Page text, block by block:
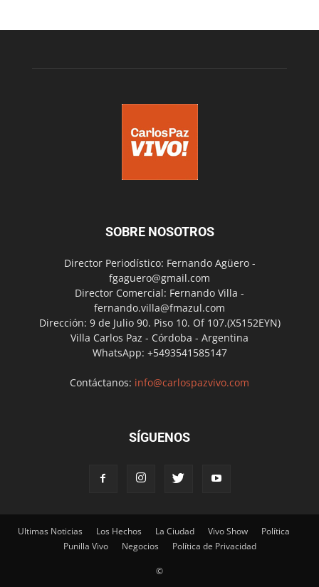
SOBRE NOSOTROS
Director Periodístico: Fernando Agüero -
fgaguero@gmail.com
Director Comercial: Fernando Villa -
fernando.villa@fmazul.com
Dirección: 9 de Julio 90. Piso 10. Of 107.(X5152EYN)
Villa Carlos Paz - Córdoba - Argentina
WhatsApp: +5493541585147
Contáctanos: info@carlospazvivo.com
SÍGUENOS
Ultimas Noticias Los Hechos La Ciudad Vivo Show
Política
Punilla Vivo
Negocios Política de Privacidad
©